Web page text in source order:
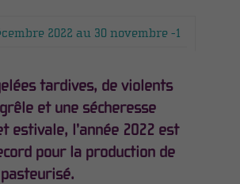
2022 au 30 novembre -1
tardives, de violents
et une sécheresse
estivale, l’année 2022 est
pour la production de